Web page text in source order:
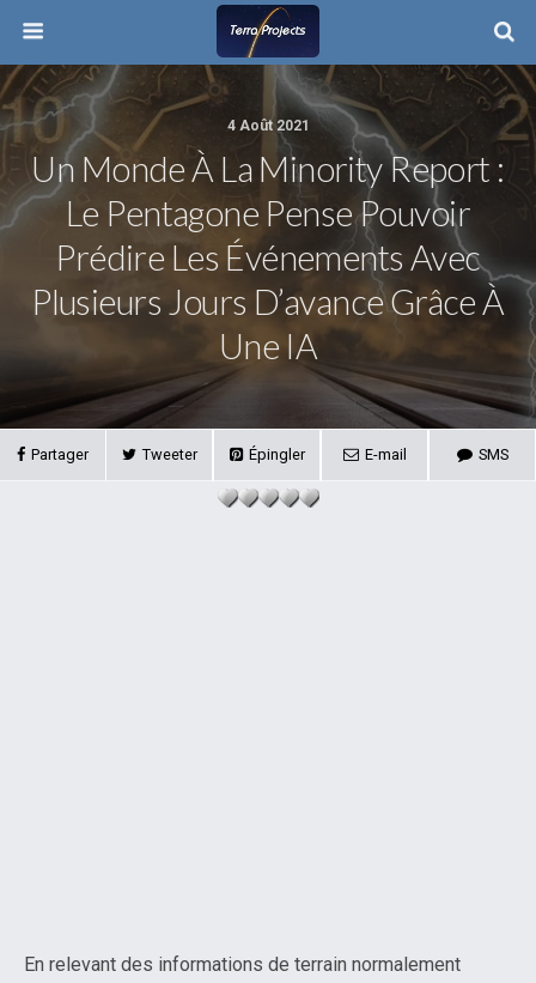
4 Août 2021
Un Monde À La Minority Report :
Le Pentagone Pense Pouvoir
Prédire Les Événements Avec
Plusieurs Jours D’avance Grâce À
Une IA
Partager Tweeter Épingler E-mail SMS
En relevant des informations de terrain normalement